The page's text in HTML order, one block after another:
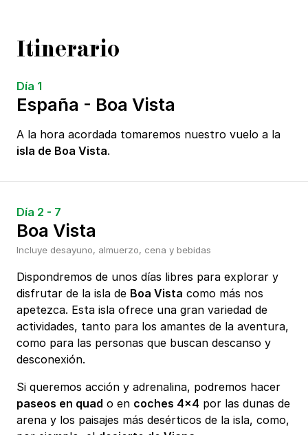
Itinerario
Día 1
España - Boa Vista
A la hora acordada tomaremos nuestro vuelo a la
isla de Boa Vista.
Día 2 - 7
Boa Vista
Incluye desayuno, almuerzo, cena y bebidas
Dispondremos de unos días libres para explorar y
disfrutar de la isla de Boa Vista como más nos
apetezca. Esta isla ofrece una gran variedad de
actividades, tanto para los amantes de la aventura,
como para las personas que buscan descanso y
desconexión.
Si queremos acción y adrenalina, podremos hacer
paseos en quad o en coches 4x4 por las dunas de
arena y los paisajes más desérticos de la isla, como,